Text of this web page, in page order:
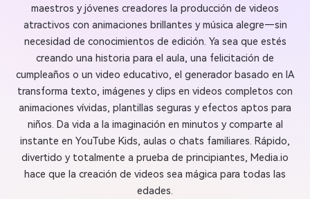
maestros y jóvenes creadores la producción de videos
atractivos con animaciones brillantes y música alegre—sin
necesidad de conocimientos de edición. Ya sea que estés
creando una historia para el aula, una felicitación de
cumpleaños o un video educativo, el generador basado en IA
transforma texto, imágenes y clips en videos completos con
animaciones vívidas, plantillas seguras y efectos aptos para
niños. Da vida a la imaginación en minutos y comparte al
instante en YouTube Kids, aulas o chats familiares. Rápido,
divertido y totalmente a prueba de principiantes, Media.io
hace que la creación de videos sea mágica para todas las
edades.